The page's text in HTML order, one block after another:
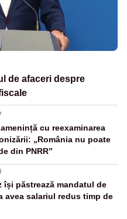
de afaceri despre
cu reexaminarea
„România nu poate
din PNRR”
își păstrează mandatul de
avea salariul redus timp de